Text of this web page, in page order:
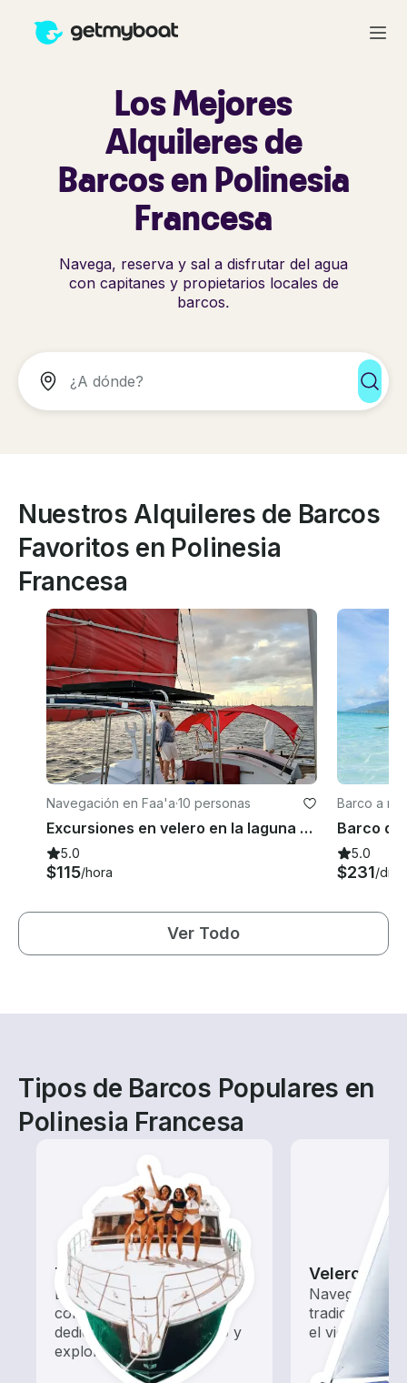
Los Mejores
Alquileres de
Barcos en Polinesia
Francesa
Navega, reserva y sal a disfrutar del agua
con capitanes y propietarios locales de
barcos.
Nuestros Alquileres de Barcos
Favoritos en Polinesia
Francesa
Navegación en Faa'a·10 personas
Excursiones en velero en la laguna de Tahití
5.0
$115/hora
Barco a
5.0
$231/día
Ver Todo
Tipos de Barcos Populares en
Polinesia Francesa
Tours
Explora las aguas locales
con un alquiler de barco
dedicado a hacer turismo y
exploración.
Veleros
Navega con
tradicionales
el viento.